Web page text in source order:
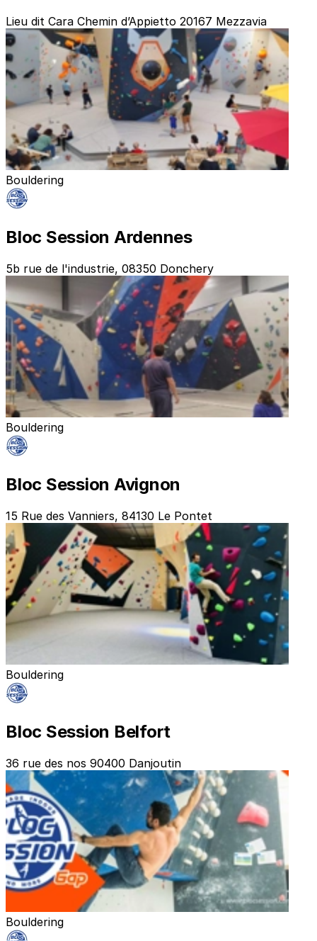
Lieu dit Cara Chemin d’Appietto 20167 Mezzavia
Bouldering
Bloc Session Ardennes
5b rue de l'industrie, 08350 Donchery
Bouldering
Bloc Session Avignon
15 Rue des Vanniers, 84130 Le Pontet
Bouldering
Bloc Session Belfort
36 rue des nos 90400 Danjoutin
Bouldering